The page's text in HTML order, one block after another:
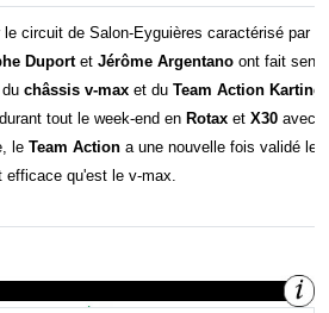
le circuit de Salon-Eyguières caractérisé par
Duportet Jérôme Argentano ont fait
châssis v-max et du Team Action Karting
durant tout le week-end en Rotax et X30 avec
le Team Action a une nouvelle fois validé
efficace qu'est le v-max.